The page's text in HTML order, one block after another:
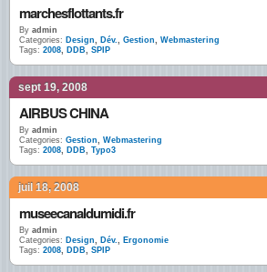
marchesflottants.fr
By admin
Categories: Design, Dév., Gestion, Webmastering
Tags: 2008, DDB, SPIP
sept 19, 2008
AIRBUS CHINA
By admin
Categories: Gestion, Webmastering
Tags: 2008, DDB, Typo3
juil 18, 2008
museecanaldumidi.fr
By admin
Categories: Design, Dév., Ergonomie
Tags: 2008, DDB, SPIP